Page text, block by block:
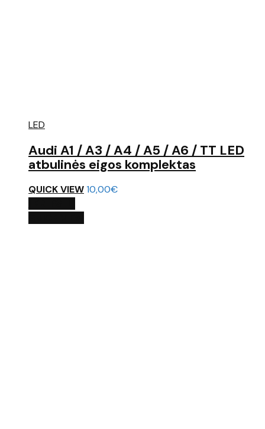
LED
Audi A1 / A3 / A4 / A5 / A6 / TT LED
atbulinės eigos komplektas
QUICK VIEW10,00€